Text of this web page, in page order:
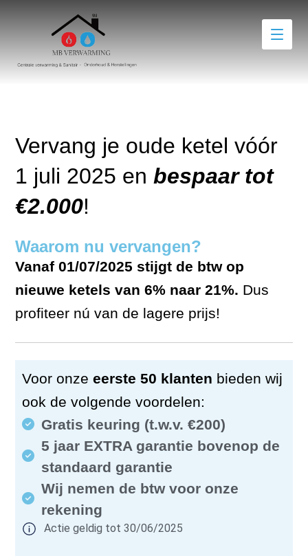
Vervang je oude ketel vóór
1 juli 2025 enbespaar tot
€2.000!
Waarom nu vervangen?
Vanaf 01/07/2025 stijgt de btw op
nieuwe ketels van 6% naar 21%. Dus
profiteer nú van de lagere prijs!
Voor onzeeerste 50 klanten bieden wij
ook de volgende voordelen:
Gratis keuring (t.w.v. €200)
5 jaar EXTRA garantie bovenop de
standaard garantie
Wij nemen de btw voor onze
rekening
Actie geldig tot 30/06/2025